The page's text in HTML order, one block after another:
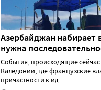
Азербайджан набирает
нужна
События, происходящие
Каледонии, где французские
причастности к ид......